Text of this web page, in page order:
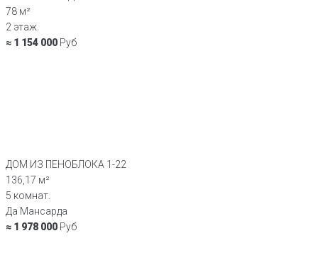
78 м²
2 этаж.
≈ 1 154 000 Руб
ДОМ ИЗ ПЕНОБЛОКА 1-22
136,17 м²
5 комнат.
Да Мансарда
≈ 1 978 000 Руб